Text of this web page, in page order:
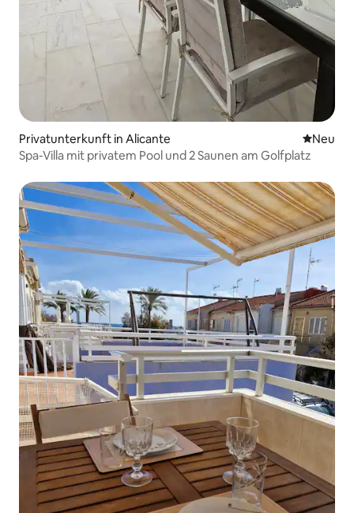
Privatunterkunft in Alicante Neue
Neu
Spa-Villa mit privatem Pool und 2 Saunen am Golfplatz